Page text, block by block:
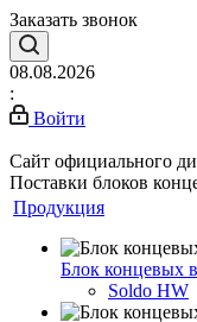
Заказать звонок
08.08.2026
:
Войти
Сайт официального
Поставки блоков
Продукция
Блок концевых
Soldo HW